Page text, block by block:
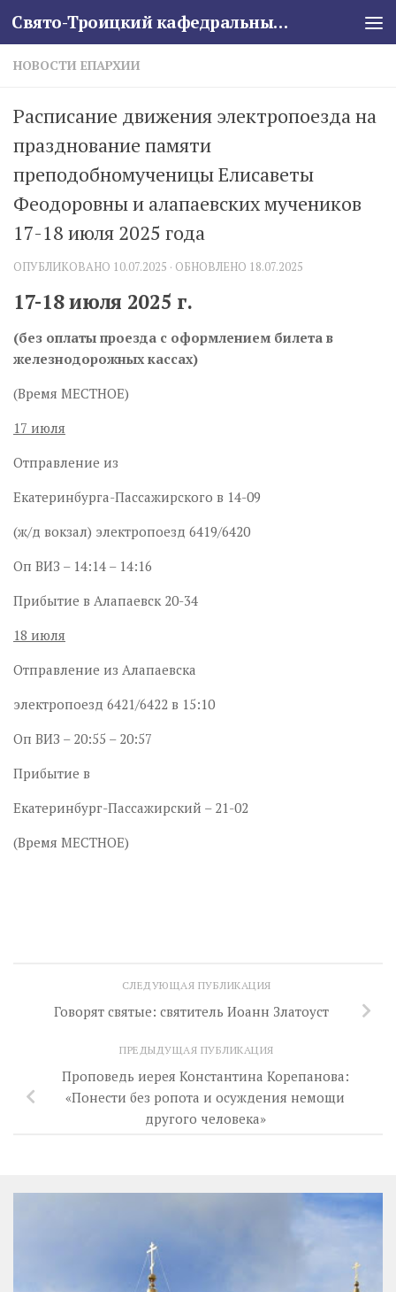
Skip to content Свято-Троицкий кафедральный собор
НОВОСТИ ЕПАРХИИ
Расписание движения электропоезда на
празднование памяти
преподобномученицы Елисаветы
Феодоровны и алапаевских мучеников
17-18 июля 2025 года
ОПУБЛИКОВАНО 10.07.2025 · ОБНОВЛЕНО 18.07.2025
17-18 июля 2025 г.
(без оплаты проезда с оформлением билета в
железнодорожных кассах)
(Время МЕСТНОЕ)
17 июля
Отправление из
Екатеринбурга-Пассажирского в 14-09
(ж/д вокзал) электропоезд 6419/6420
Оп ВИЗ – 14:14 – 14:16
Прибытие в Алапаевск 20-34
18 июля
Отправление из Алапаевска
электропоезд 6421/6422 в 15:10
Оп ВИЗ – 20:55 – 20:57
Прибытие в
Екатеринбург-Пассажирский – 21-02
(Время МЕСТНОЕ)
СЛЕДУЮЩАЯ ПУБЛИКАЦИЯ
Говорят святые: святитель Иоанн Златоуст
ПРЕДЫДУЩАЯ ПУБЛИКАЦИЯ
Проповедь иерея Константина Корепанова:
«Понести без ропота и осуждения немощи
другого человека»